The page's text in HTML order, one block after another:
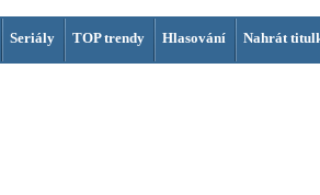
Seriály TOP trendy Hlasování Nahrát